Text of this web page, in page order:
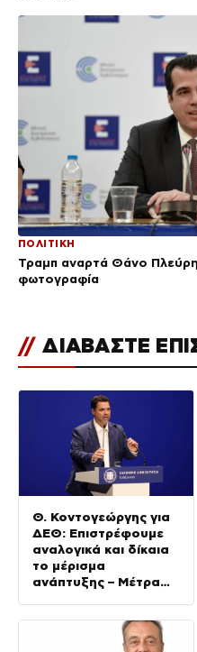
ΠΟΛΙΤΙΚΗ
Τραμπ αναρτά Θάνο
φωτογραφία
// ΔΙΑΒΑΣΤΕ
Θ. Κοντογεώργης για
ΔΕΘ: Επιστρέφουμε
αναλογικά και δίκαια
το μέρισμα
ανάπτυξης – Μέτρα